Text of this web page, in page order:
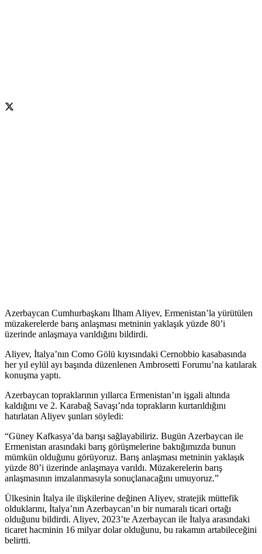
Azerbaycan Cumhurbaşkanı İlham Aliyev, Ermenistan’la yürütülen
müzakerelerde barış anlaşması metninin yaklaşık yüzde 80’i
üzerinde anlaşmaya varıldığını bildirdi.
Aliyev, İtalya’nın Como Gölü kıyısındaki Cernobbio kasabasında
her yıl eylül ayı başında düzenlenen Ambrosetti Forumu’na katılarak
konuşma yaptı.
Azerbaycan topraklarının yıllarca Ermenistan’ın işgali altında
kaldığını ve 2. Karabağ Savaşı’nda toprakların kurtarıldığını
hatırlatan Aliyev şunları söyledi:
“Güney Kafkasya’da barışı sağlayabiliriz. Bugün Azerbaycan ile
Ermenistan arasındaki barış görüşmelerine baktığımızda bunun
mümkün olduğunu görüyoruz. Barış anlaşması metninin yaklaşık
yüzde 80’i üzerinde anlaşmaya varıldı. Müzakerelerin barış
anlaşmasının imzalanmasıyla sonuçlanacağını umuyoruz.”
Ülkesinin İtalya ile ilişkilerine değinen Aliyev, stratejik müttefik
olduklarını, İtalya’nın Azerbaycan’ın bir numaralı ticari ortağı
olduğunu bildirdi. Aliyev, 2023’te Azerbaycan ile İtalya arasındaki
ticaret hacminin 16 milyar dolar olduğunu, bu rakamın artabileceğini
belirtti.